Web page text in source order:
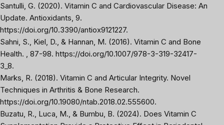
Santulli, G. (2020). Vitamin C and Cardiovascular Disease: An
Update. Antioxidants, 9.
https://doi.org/10.3390/antiox9121227.
Sahni, S., Kiel, D., & Hannan, M. (2016). Vitamin C and Bone
Health. , 87-98. https://doi.org/10.1007/978-3-319-32417-
3_8.
Marks, R. (2018). Vitamin C and Articular Integrity. Novel
Techniques in Arthritis & Bone Research.
https://doi.org/10.19080/ntab.2018.02.555600.
Buzatu, R., Luca, M., & Bumbu, B. (2024). Does Vitamin C